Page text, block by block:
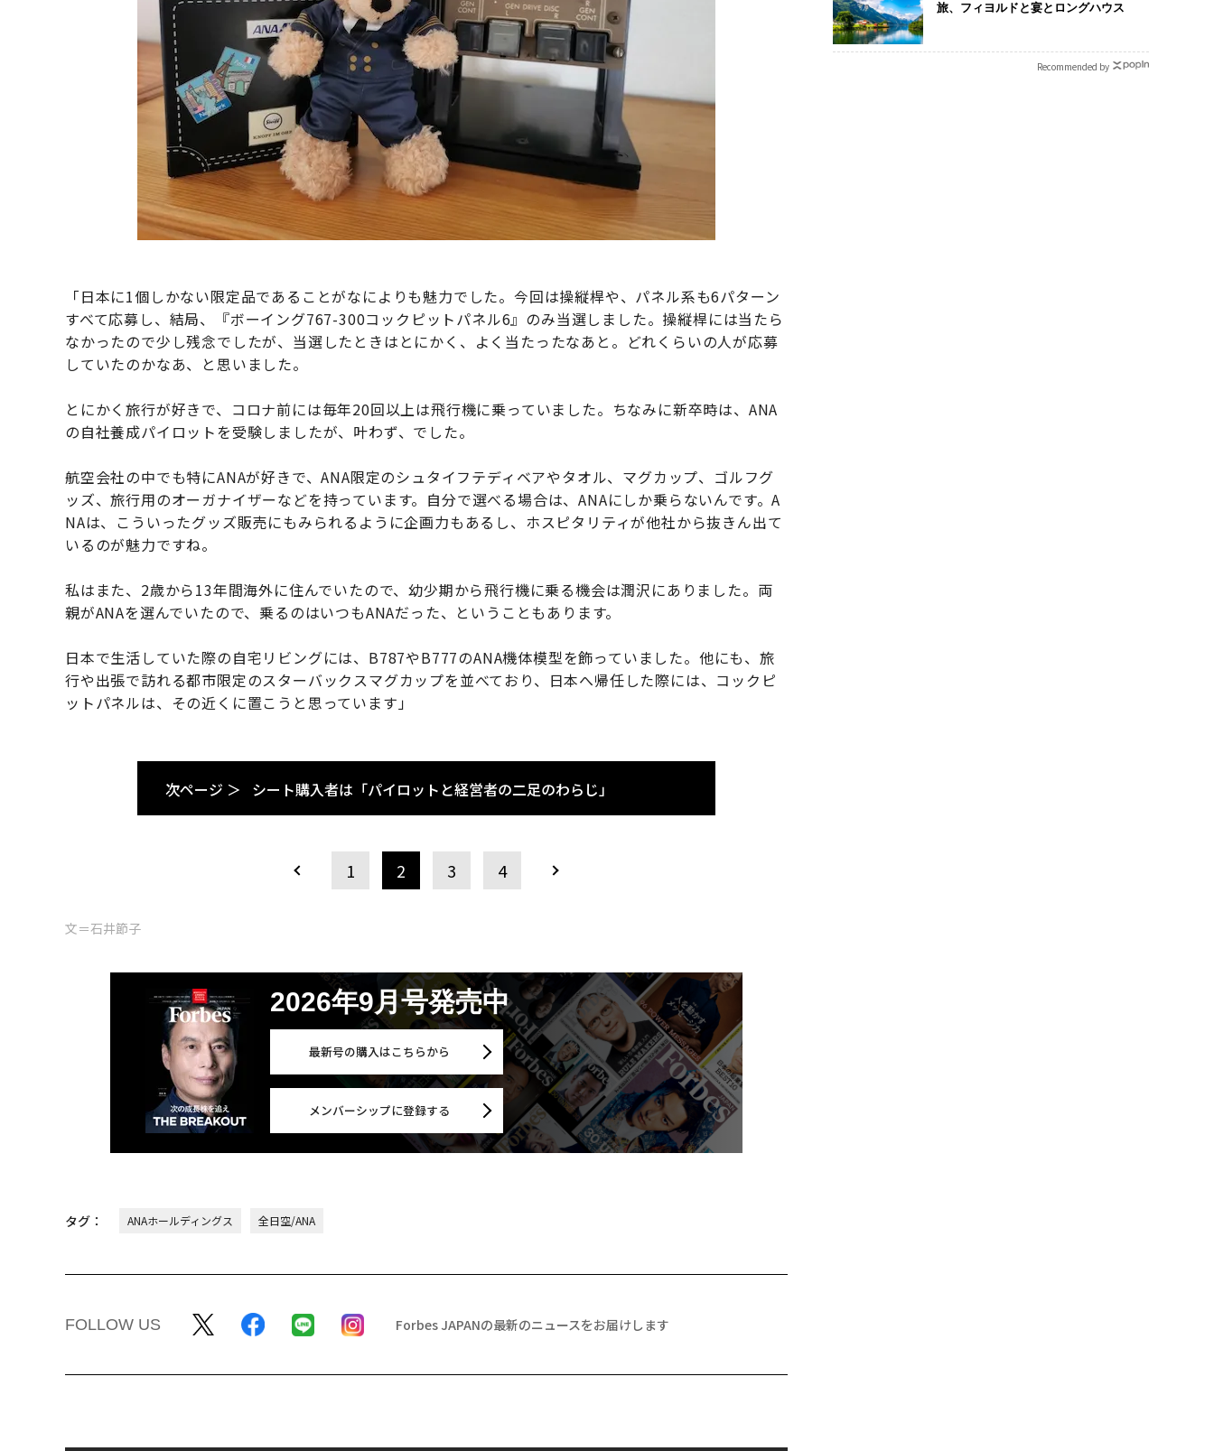
「日本に1個しかない限定品であることがなによりも魅力でした。今回は操縦桿や、パネル系も6パターン
すべて応募し、結局、『ボーイング767-300コックピットパネル6』のみ当選しました。操縦桿には当たら
なかったので少し残念でしたが、当選したときはとにかく、よく当たったなあと。どれくらいの人が応募
していたのかなあ、と思いました。
とにかく旅行が好きで、コロナ前には毎年20回以上は飛行機に乗っていました。ちなみに新卒時は、ANA
の自社養成パイロットを受験しましたが、叶わず、でした。
航空会社の中でも特にANAが好きで、ANA限定のシュタイフテディベアやタオル、マグカップ、ゴルフグ
ッズ、旅行用のオーガナイザーなどを持っています。自分で選べる場合は、ANAにしか乗らないんです。A
NAは、こういったグッズ販売にもみられるように企画力もあるし、ホスピタリティが他社から抜きん出て
いるのが魅力ですね。
私はまた、2歳から13年間海外に住んでいたので、幼少期から飛行機に乗る機会は潤沢にありました。両
親がANAを選んでいたので、乗るのはいつもANAだった、ということもあります。
日本で生活していた際の自宅リビングには、B787やB777のANA機体模型を飾っていました。他にも、旅
行や出張で訪れる都市限定のスターバックスマグカップを並べており、日本へ帰任した際には、コックピ
ットパネルは、その近くに置こうと思っています」
次ページ ＞ シート購入者は「パイロットと経営者の二足のわらじ」
1 2 3 4
文＝石井節子
2026年9月号発売中
最新号の購入はこちらから
メンバーシップに登録する
タグ： ANAホールディングス 全日空/ANA
FOLLOW US Forbes JAPANの最新のニュースをお届けします
旅、フィヨルドと宴とロングハウス
Recommended by